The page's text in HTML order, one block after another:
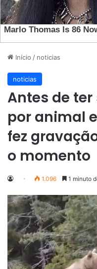
Início / noticias
noticias
Antes de
por animal
fez
o momento
1.096 1 minuto